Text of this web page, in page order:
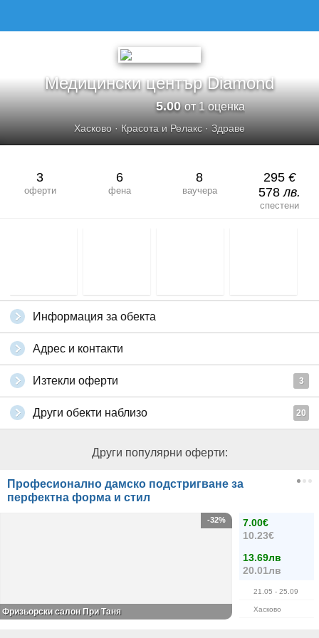
Медицински център Diamond
5.00от 1 оценка
Хасково · Красота и Релакс · Здраве
3
оферти
6
фена
8
ваучера
295 €
578лв.
спестени
Информация за обекта
Адрес и контакти
Изтекли оферти 3
Други обекти наблизо 20
Други популярни оферти:
Професионално дамско подстригване за
перфектна форма и стил
7.00€
10.23€
13.69лв
20.01лв
21.05 - 25.09
Хасково
-32%
Фризьорски салон При Таня